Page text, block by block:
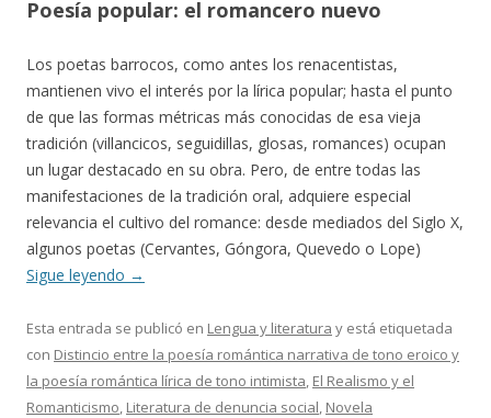
Poesía popular: el romancero nuevo
Los poetas barrocos, como antes los renacentistas,
mantienen vivo el interés por la lírica popular; hasta el punto
de que las formas métricas más conocidas de esa vieja
tradición (villancicos, seguidillas, glosas, romances) ocupan
un lugar destacado en su obra. Pero, de entre todas las
manifestaciones de la tradición oral, adquiere especial
relevancia el cultivo del romance: desde mediados del Siglo X,
algunos poetas (Cervantes, Góngora, Quevedo o Lope)
Sigue leyendo →
Esta entrada se publicó en Lengua y literatura y está etiquetada
con Distincio entre la poesía romántica narrativa de tono eroico y
la poesía romántica lírica de tono intimista, El Realismo y el
Romanticismo, Literatura de denuncia social, Novela